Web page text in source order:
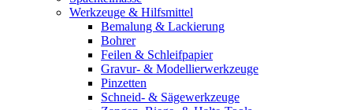
Werkzeuge & Hilfsmittel
Bemalung & Lackierung
Bohrer
Feilen & Schleifpapier
Gravur- & Modellierwerkzeuge
Pinzetten
Schneid- & Sägewerkzeuge